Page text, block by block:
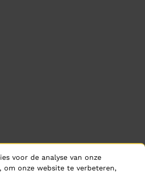
voor de analyse van onze
om onze website te verbeteren,